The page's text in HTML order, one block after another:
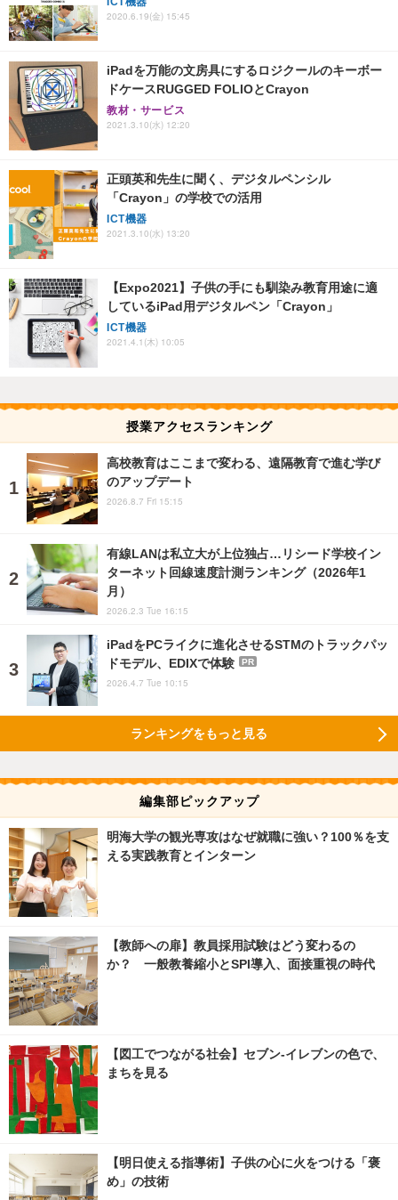
2020.6.19(金) 15:45
iPadを万能の文房具にするロジクールのキーボー
ドケースRUGGED FOLIOとCrayon
教材・サービス
2021.3.10(水) 12:20
正頭英和先生に聞く、デジタルペンシル
「Crayon」の学校での活用
ICT機器
2021.3.10(水) 13:20
【Expo2021】子供の手にも馴染み教育用途に適
しているiPad用デジタルペン「Crayon」
ICT機器
2021.4.1(木) 10:05
授業アクセスランキング
高校教育はここまで変わる、遠隔教育で進む学び
のアップデート
2026.8.7 Fri 15:15
有線LANは私立大が上位独占…リシード学校イン
ターネット回線速度計測ランキング（2026年1
月）
2026.2.3 Tue 16:15
iPadをPCライクに進化させるSTMのトラックパッ
ドモデル、EDIXで体験
PR
2026.4.7 Tue 10:15
ランキングをもっと見る
編集部ピックアップ
明海大学の観光専攻はなぜ就職に強い？100％を支
える実践教育とインターン
【教師への扉】教員採用試験はどう変わるの
か？ 一般教養縮小とSPI導入、面接重視の時代
【図工でつながる社会】セブン‐イレブンの色で、
まちを見る
【明日使える指導術】子供の心に火をつける「褒
め」の技術